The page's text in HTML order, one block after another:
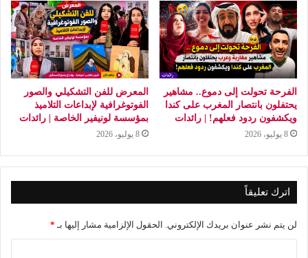
الفرحة تحولت إلى دموع.. مشاهير
يحتفلون بانتصار المغرب على كندا
ويكشفون ردود فعلهم! | رائدات
8 يوليو، 2026
المعرض للفن التشكيلي والصور
الفوتوغرافية لإبداعات التلاميذ
بمؤسسة لونيفير الخاصة | رائدات
8 يوليو، 2026
اترك تعليقاً
لن يتم نشر عنوان بريدك الإلكتروني. الحقول الإلزامية مشار إليها بـ *